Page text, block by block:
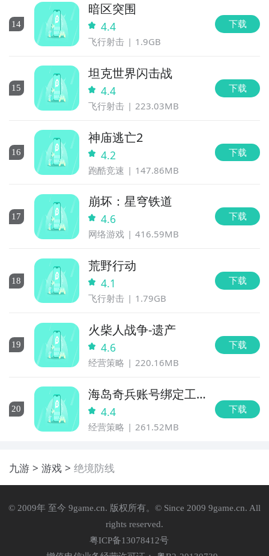
14
暗区突围
4.4
飞行射击 1.9GB
下载
15
坦克世界闪击战
4.4
飞行射击 223.03MB
下载
16
神庙逃亡2
4.2
跑酷竞速 147.86MB
下载
17
崩坏：星穹铁道
4.6
网络游戏 416.59MB
下载
18
荒野行动
4.1
飞行射击 1.79GB
下载
19
火柴人战争-遗产
4.6
经营策略 220.16MB
下载
20
海岛奇兵账号绑定工
具 4.4
经营策略 261.52MB
下载
九游 游戏 绝境防线
© 2009年 至今 9game.cn. 版权所有。© Since 2009 9game.cn. All
rights reserved.
粤ICP备13078412号